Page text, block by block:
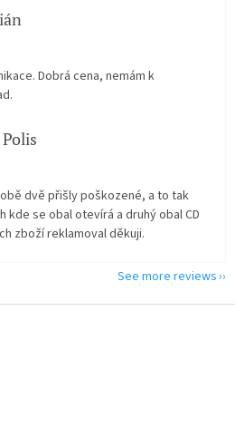
is 5 out of 5 stars.
Dobrá cena, nemám k
is 2 out of 5 stars.
dvě přišly poškozené, a to tak
kde se obal otevírá a druhý obal CD
zboží reklamoval děkuji.
See more reviews